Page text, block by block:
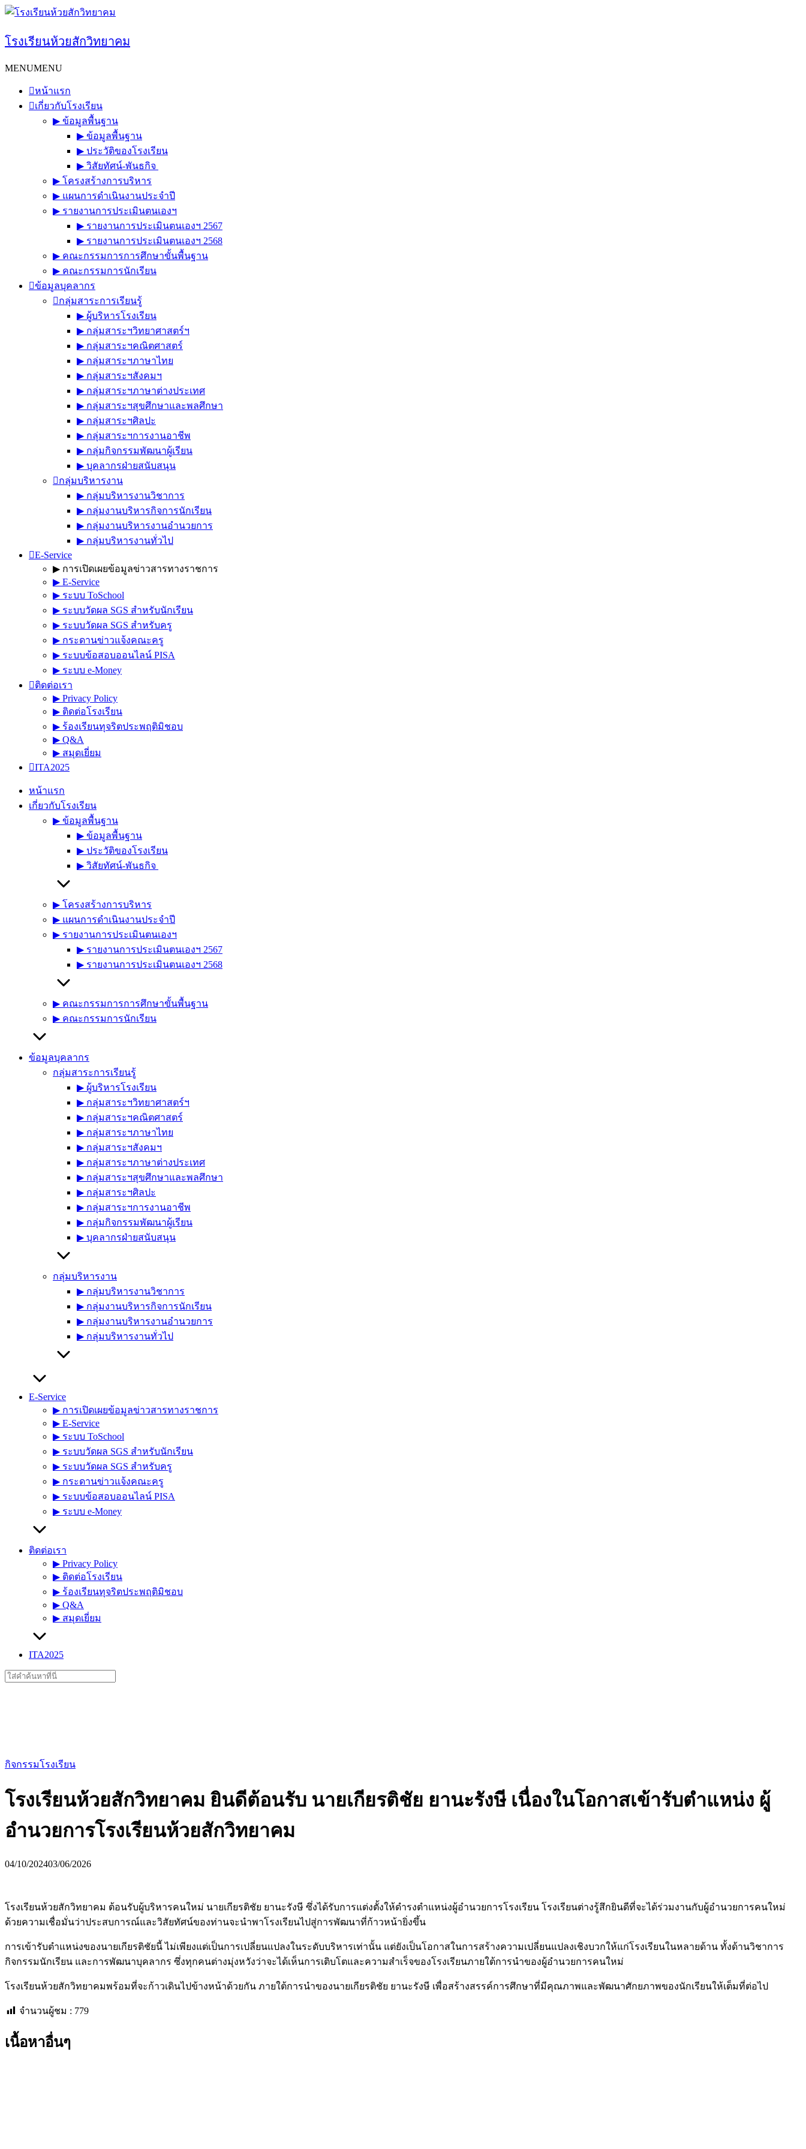
Skip
โรงเรียนห้วยสักวิทยาคม
MENUMENU
หน้าแรก
เกี่ยวกับโรงเรียน
▶︎ ข้อมูลพื้นฐาน
▶︎ ข้อมูลพื้นฐาน
▶︎ ประวัติของโรงเรียน
▶︎ วิสัยทัศน์-พันธกิจ
▶︎ โครงสร้างการบริหาร
▶︎ แผนการดำเนินงานประจำปี
▶︎ รายงานการประเมินตนเองฯ
▶︎ รายงานการประเมินตนเองฯ 2567
▶︎ รายงานการประเมินตนเองฯ 2568
▶︎ คณะกรรมการการศึกษาขั้นพื้นฐาน
▶︎ คณะกรรมการนักเรียน
ข้อมูลบุคลากร
กลุ่มสาระการเรียนรู้
▶︎ ผู้บริหารโรงเรียน
▶︎ กลุ่มสาระฯวิทยาศาสตร์ฯ
▶︎ กลุ่มสาระฯคณิตศาสตร์
▶︎ กลุ่มสาระฯภาษาไทย
▶︎ กลุ่มสาระฯสังคมฯ
▶︎ กลุ่มสาระฯภาษาต่างประเทศ
▶︎ กลุ่มสาระฯสุขศึกษาและพลศึกษา
▶︎ กลุ่มสาระฯศิลปะ
▶︎ กลุ่มสาระฯการงานอาชีพ
▶︎ กลุ่มกิจกรรมพัฒนาผู้เรียน
▶︎ บุคลากรฝ่ายสนับสนุน
กลุ่มบริหารงาน
▶︎ กลุ่มบริหารงานวิชาการ
▶︎ กลุ่มงานบริหารกิจการนักเรียน
▶︎ กลุ่มงานบริหารงานอำนวยการ
▶︎ กลุ่มบริหารงานทั่วไป
E-Service
▶︎ การเปิดเผยข้อมูลข่าวสารทางราชการ
▶︎ E-Service
▶︎ ระบบ ToSchool
▶︎ ระบบวัดผล SGS สำหรับนักเรียน
▶︎ ระบบวัดผล SGS สำหรับครู
▶︎ กระดานข่าวแจ้งคณะครู
▶︎ ระบบข้อสอบออนไลน์ PISA
▶︎ ระบบ e-Money
ติดต่อเรา
▶︎ Privacy Policy
▶︎ ติดต่อโรงเรียน
▶︎ ร้องเรียนทุจริตประพฤติมิชอบ
▶︎ Q&A
▶︎ สมุดเยี่ยม
ITA2025
หน้าแรก
เกี่ยวกับโรงเรียน
▶︎ ข้อมูลพื้นฐาน
▶︎ ข้อมูลพื้นฐาน
▶︎ ประวัติของโรงเรียน
▶︎ วิสัยทัศน์-พันธกิจ
▶︎ โครงสร้างการบริหาร
▶︎ แผนการดำเนินงานประจำปี
▶︎ รายงานการประเมินตนเองฯ
▶︎ รายงานการประเมินตนเองฯ 2567
▶︎ รายงานการประเมินตนเองฯ 2568
▶︎ คณะกรรมการการศึกษาขั้นพื้นฐาน
▶︎ คณะกรรมการนักเรียน
ข้อมูลบุคลากร
กลุ่มสาระการเรียนรู้
▶︎ ผู้บริหารโรงเรียน
▶︎ กลุ่มสาระฯวิทยาศาสตร์ฯ
▶︎ กลุ่มสาระฯคณิตศาสตร์
▶︎ กลุ่มสาระฯภาษาไทย
▶︎ กลุ่มสาระฯสังคมฯ
▶︎ กลุ่มสาระฯภาษาต่างประเทศ
▶︎ กลุ่มสาระฯสุขศึกษาและพลศึกษา
▶︎ กลุ่มสาระฯศิลปะ
▶︎ กลุ่มสาระฯการงานอาชีพ
▶︎ กลุ่มกิจกรรมพัฒนาผู้เรียน
▶︎ บุคลากรฝ่ายสนับสนุน
กลุ่มบริหารงาน
▶︎ กลุ่มบริหารงานวิชาการ
▶︎ กลุ่มงานบริหารกิจการนักเรียน
▶︎ กลุ่มงานบริหารงานอำนวยการ
▶︎ กลุ่มบริหารงานทั่วไป
E-Service
▶︎ การเปิดเผยข้อมูลข่าวสารทางราชการ
▶︎ E-Service
▶︎ ระบบ ToSchool
▶︎ ระบบวัดผล SGS สำหรับนักเรียน
▶︎ ระบบวัดผล SGS สำหรับครู
▶︎ กระดานข่าวแจ้งคณะครู
▶︎ ระบบข้อสอบออนไลน์ PISA
▶︎ ระบบ e-Money
ติดต่อเรา
▶︎ Privacy Policy
▶︎ ติดต่อโรงเรียน
▶︎ ร้องเรียนทุจริตประพฤติมิชอบ
▶︎ Q&A
▶︎ สมุดเยี่ยม
ITA2025
Search
for:
กิจกรรมโรงเรียน
โรงเรียนห้วยสักวิทยาคม ยินดีต้อนรับ นายเกียรติชัย ยานะรังษี เนื่องในโอกาสเข้ารับตำแหน่ง ผู้
อำนวยการโรงเรียนห้วยสักวิทยาคม
04/10/202403/06/2026
โรงเรียนห้วยสักวิทยาคม ต้อนรับผู้บริหารคนใหม่ นายเกียรติชัย ยานะรังษี ซึ่งได้รับการแต่งตั้งให้ดำรงตำแหน่งผู้อำนวยการโรงเรียน โรงเรียนต่างรู้สึกยินดีที่จะได้ร่วมงานกับผู้อำนวยการคนใหม่
ด้วยความเชื่อมั่นว่าประสบการณ์และวิสัยทัศน์ของท่านจะนำพาโรงเรียนไปสู่การพัฒนาที่ก้าวหน้ายิ่งขึ้น
การเข้ารับตำแหน่งของนายเกียรติชัยนี้ ไม่เพียงแต่เป็นการเปลี่ยนแปลงในระดับบริหารเท่านั้น แต่ยังเป็นโอกาสในการสร้างความเปลี่ยนแปลงเชิงบวกให้แก่โรงเรียนในหลายด้าน ทั้งด้านวิชาการ
กิจกรรมนักเรียน และการพัฒนาบุคลากร ซึ่งทุกคนต่างมุ่งหวังว่าจะได้เห็นการเติบโตและความสำเร็จของโรงเรียนภายใต้การนำของผู้อำนวยการคนใหม่
โรงเรียนห้วยสักวิทยาคมพร้อมที่จะก้าวเดินไปข้างหน้าด้วยกัน ภายใต้การนำของนายเกียรติชัย ยานะรังษี เพื่อสร้างสรรค์การศึกษาที่มีคุณภาพและพัฒนาศักยภาพของนักเรียนให้เต็มที่ต่อไป
จำนวนผู้ชม : 779
เนื้อหาอื่นๆ